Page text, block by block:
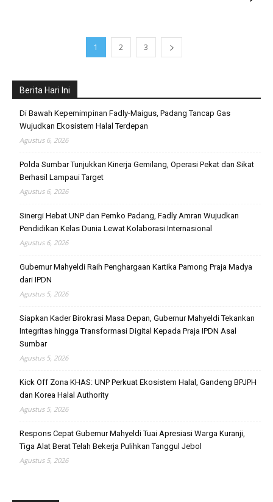
1 2 3
Berita Hari Ini
Di Bawah Kepemimpinan Fadly-Maigus, Padang Tancap Gas
Wujudkan Ekosistem Halal Terdepan
Agustus 6, 2026
Polda Sumbar Tunjukkan Kinerja Gemilang, Operasi Pekat dan Sikat
Berhasil Lampaui Target
Agustus 6, 2026
Sinergi Hebat UNP dan Pemko Padang, Fadly Amran Wujudkan
Pendidikan Kelas Dunia Lewat Kolaborasi Internasional
Agustus 6, 2026
Gubernur Mahyeldi Raih Penghargaan Kartika Pamong Praja Madya
dari IPDN
Agustus 5, 2026
Siapkan Kader Birokrasi Masa Depan, Gubernur Mahyeldi Tekankan
Integritas hingga Transformasi Digital Kepada Praja IPDN Asal
Sumbar
Agustus 5, 2026
Kick Off Zona KHAS: UNP Perkuat Ekosistem Halal, Gandeng BPJPH
dan Korea Halal Authority
Agustus 5, 2026
Respons Cepat Gubernur Mahyeldi Tuai Apresiasi Warga Kuranji,
Tiga Alat Berat Telah Bekerja Pulihkan Tanggul Jebol
Agustus 5, 2026